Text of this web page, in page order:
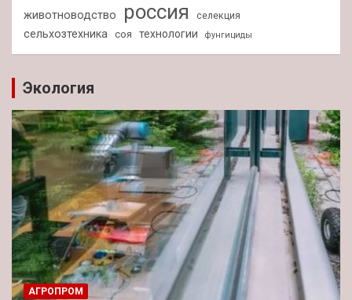
животноводство россия селекция
сельхозтехника соя технологии фунгициды
Экология
АГРОПРОМ